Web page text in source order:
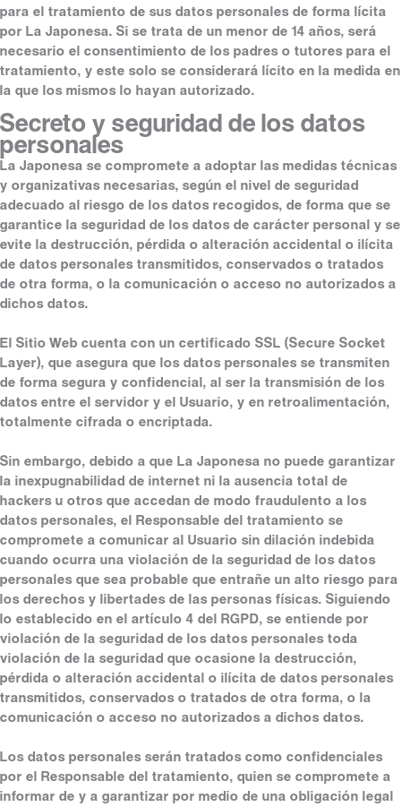
para el tratamiento de sus datos personales de forma lícita
por La Japonesa. Si se trata de un menor de 14 años, será
necesario el consentimiento de los padres o tutores para el
tratamiento, y este solo se considerará lícito en la medida en
la que los mismos lo hayan autorizado.
Secreto y seguridad de los datos
personales
La Japonesa se compromete a adoptar las medidas técnicas
y organizativas necesarias, según el nivel de seguridad
adecuado al riesgo de los datos recogidos, de forma que se
garantice la seguridad de los datos de carácter personal y se
evite la destrucción, pérdida o alteración accidental o ilícita
de datos personales transmitidos, conservados o tratados
de otra forma, o la comunicación o acceso no autorizados a
dichos datos.
El Sitio Web cuenta con un certificado SSL (Secure Socket
Layer), que asegura que los datos personales se transmiten
de forma segura y confidencial, al ser la transmisión de los
datos entre el servidor y el Usuario, y en retroalimentación,
totalmente cifrada o encriptada.
Sin embargo, debido a que La Japonesa no puede garantizar
la inexpugnabilidad de internet ni la ausencia total de
hackers u otros que accedan de modo fraudulento a los
datos personales, el Responsable del tratamiento se
compromete a comunicar al Usuario sin dilación indebida
cuando ocurra una violación de la seguridad de los datos
personales que sea probable que entrañe un alto riesgo para
los derechos y libertades de las personas físicas. Siguiendo
lo establecido en el artículo 4 del RGPD, se entiende por
violación de la seguridad de los datos personales toda
violación de la seguridad que ocasione la destrucción,
pérdida o alteración accidental o ilícita de datos personales
transmitidos, conservados o tratados de otra forma, o la
comunicación o acceso no autorizados a dichos datos.
Los datos personales serán tratados como confidenciales
por el Responsable del tratamiento, quien se compromete a
informar de y a garantizar por medio de una obligación legal